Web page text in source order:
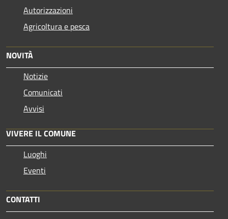
Autorizzazioni
Agricoltura e pesca
NOVITÀ
Notizie
Comunicati
Avvisi
VIVERE IL COMUNE
Luoghi
Eventi
CONTATTI